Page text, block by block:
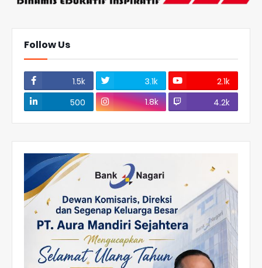
Follow Us
1.5k 3.1k
2.1k
500
1.8k 4.2k